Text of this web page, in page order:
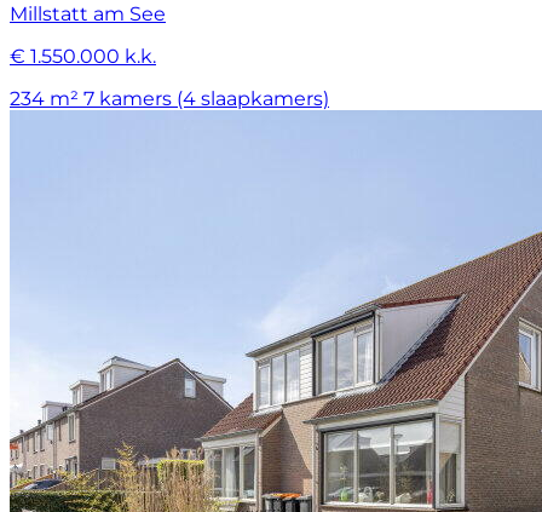
Millstatt am See
€ 1.550.000 k.k.
234 m² 7 kamers (4 slaapkamers)